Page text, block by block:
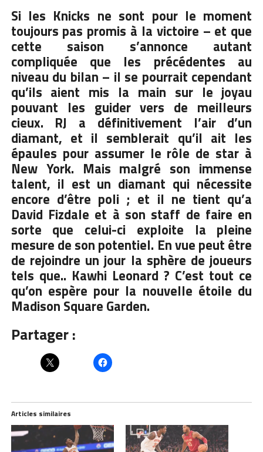
Si les Knicks ne sont pour le moment
toujours pas promis à la victoire – et que
cette saison s’annonce autant
compliquée que les précédentes au
niveau du bilan – il se pourrait cependant
qu’ils aient mis la main sur le joyau
pouvant les guider vers de meilleurs
cieux. RJ a définitivement l’air d’un
diamant, et il semblerait qu’il ait les
épaules pour assumer le rôle de star à
New York. Mais malgré son immense
talent, il est un diamant qui nécessite
encore d’être poli ; et il ne tient qu’a
David Fizdale et à son staff de faire en
sorte que celui-ci exploite la pleine
mesure de son potentiel. En vue peut être
de rejoindre un jour la sphère de joueurs
tels que.. Kawhi Leonard ? C’est tout ce
qu’on espère pour la nouvelle étoile du
Madison Square Garden.
Partager :
Articles similaires